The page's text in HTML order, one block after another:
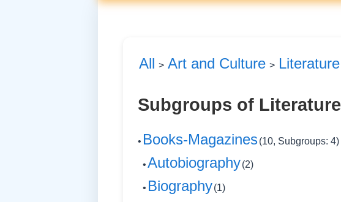
All > Art and Culture > Literature
Subgroups of Literature
• Books-Magazines(10, Subgroups: 4)
•Autobiography(2)
• Biography(1)